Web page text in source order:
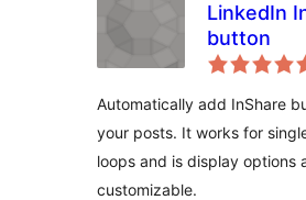
LinkedIn
button
Automatically add InShare
your posts. It works for
loops and is display options
customizable.